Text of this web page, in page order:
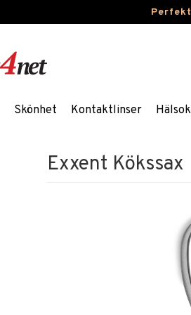
Skönhet Kontaktlinser
Exxent Kökssax